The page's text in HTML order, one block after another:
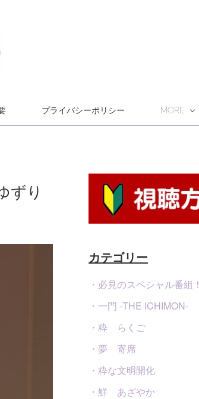
プライバシーポリシー MORE
ずり
カテゴリー
・必見のスペシャル番組！
・一門 -THE ICHIMON-
・粋 らくご
・夢 寄席
・粋な文明開化
・鮮 あざやか